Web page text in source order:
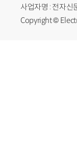
사업자명 : 전자신
Copyright ©